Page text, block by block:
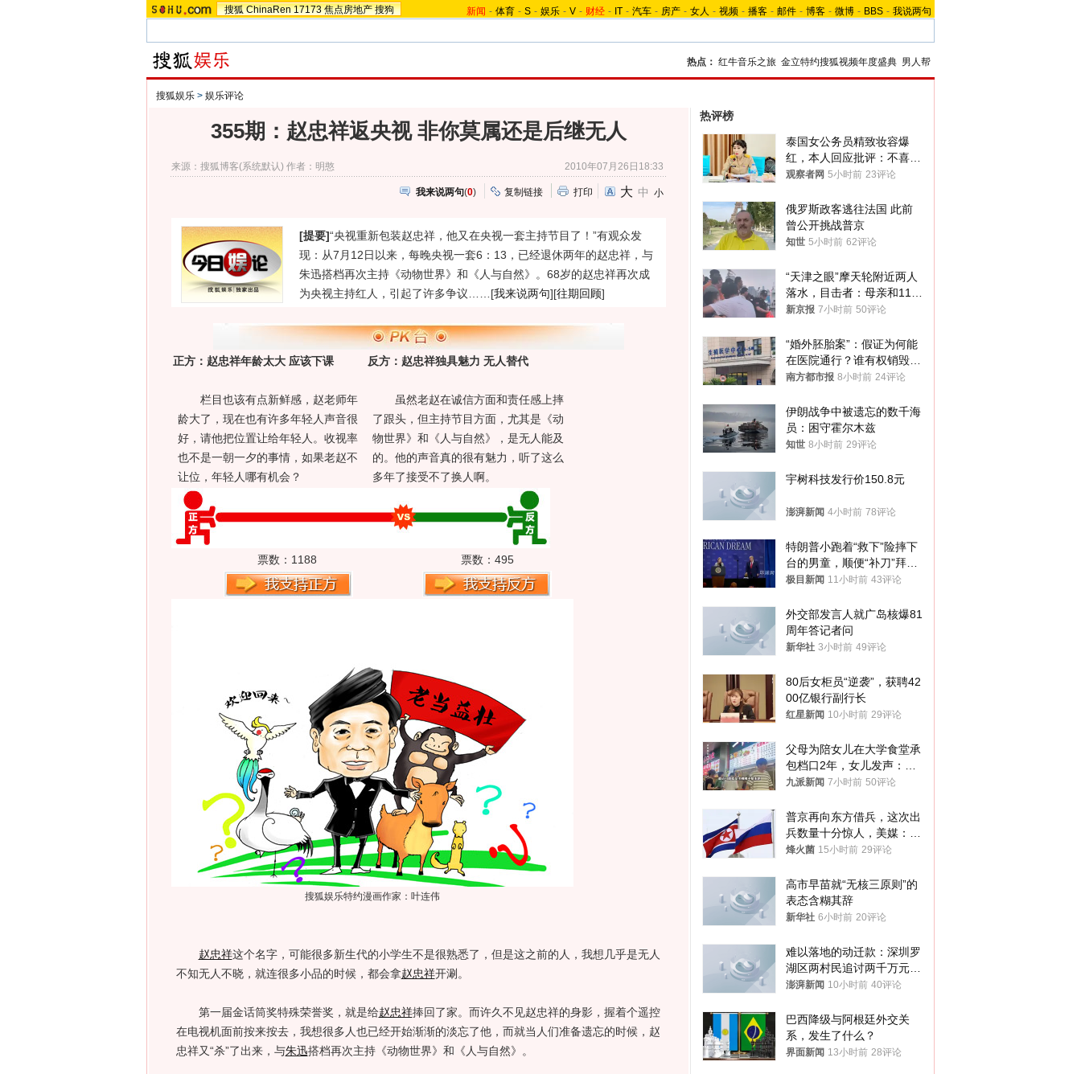
搜狐 ChinaRen 17173 焦点房地产 搜狗 新闻 - 体育 - S - 娱乐 - V - 财经 - IT - 汽车 - 房产 - 女人 - 视频 - 播客 - 邮件 - 博客 - 微博 - BBS - 我说两句
热点： 红牛音乐之旅 金立特约搜狐视频年度盛典 男人帮
搜狐娱乐 > 娱乐评论
355期：赵忠祥返央视 非你莫属还是后继无人
来源： 搜狐博客(系统默认) 作者：明憨 2010年07月26日18:33
我来说两句(0) 复制链接 打印 大 中 小
[提要]“央视重新包装赵忠祥，他又在央视一套主持节目了！”有观众发
现：从7月12日以来，每晚央视一套6：13，已经退休两年的赵忠祥，与
朱迅搭档再次主持《动物世界》和《人与自然》。68岁的赵忠祥再次成
为央视主持红人，引起了许多争议……[我来说两句][往期回顾]
正方：赵忠祥年龄太大 应该下课
栏目也该有点新鲜感，赵老师年
龄大了，现在也有许多年轻人声音很
好，请他把位置让给年轻人。收视率
也不是一朝一夕的事情，如果老赵不
让位，年轻人哪有机会？
反方：赵忠祥独具魅力 无人替代
虽然老赵在诚信方面和责任感上摔
了跟头，但主持节目方面，尤其是《动
物世界》和《人与自然》，是无人能及
的。他的声音真的很有魅力，听了这么
多年了接受不了换人啊。
票数： 1188 票数： 495
搜狐娱乐特约漫画作家：叶连伟
赵忠祥这个名字，可能很多新生代的小学生不是很熟悉了，但是这之前的人，我想几乎是无人
不知无人不晓，就连很多小品的时候，都会拿赵忠祥开涮。
第一届金话筒奖特殊荣誉奖，就是给赵忠祥捧回了家。而许久不见赵忠祥的身影，握着个遥控
在电视机面前按来按去，我想很多人也已经开始渐渐的淡忘了他，而就当人们准备遗忘的时候，赵
忠祥又“杀”了出来，与朱迅搭档再次主持《动物世界》和《人与自然》。
热评榜
泰国女公务员精致妆容爆
红，本人回应批评：不喜欢
就别看
观察者网 5小时前 23评论
俄罗斯政客逃往法国 此前
曾公开挑战普京
知世 5小时前 62评论
“天津之眼”摩天轮附近两人
落水，目击者：母亲和11岁
儿子先后被打捞上岸
新京报 7小时前 50评论
“婚外胚胎案”：假证为何能
在医院通行？谁有权销毁胚
胎？
南方都市报 8小时前 24评论
伊朗战争中被遗忘的数千海
员：困守霍尔木兹
知世 8小时前 29评论
宇树科技发行价150.8元
澎湃新闻 4小时前 78评论
特朗普小跑着“救下”险摔下
台的男童，顺便“补刀”拜
登：“我可不想他像拜登一
极目新闻 11小时前 43评论
外交部发言人就广岛核爆81
周年答记者问
新华社 3小时前 49评论
80后女柜员“逆袭”，获聘42
00亿银行副行长
红星新闻 10小时前 29评论
父母为陪女儿在大学食堂承
包档口2年，女儿发声：初
衷是为了陪伴，毕业后将不
九派新闻 7小时前 50评论
普京再向东方借兵，这次出
兵数量十分惊人，美媒：俄
朝要动真格？
烽火菌 15小时前 29评论
高市早苗就“无核三原则”的
表态含糊其辞
新华社 6小时前 20评论
难以落地的动迁款：深圳罗
湖区两村民追讨两千万元动
迁款八年未果
澎湃新闻 10小时前 40评论
巴西降级与阿根廷外交关
系，发生了什么？
界面新闻 13小时前 28评论